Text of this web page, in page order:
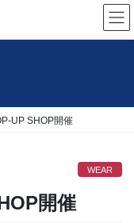
UP SHOP開催
WEAR
開催